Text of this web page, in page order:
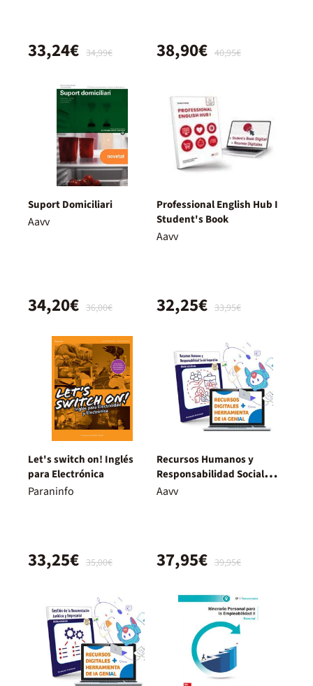
34,99€
33,24€ 40,95€
38,90€
Suport Domiciliari
Aavv
36,00€
34,20€
Professional English Hub I
Student's Book
Aavv
33,95€
32,25€
Let's switch on! Inglés
para Electrónica
Paraninfo
35,00€
33,25€
Recursos Humanos y
Responsabilidad Social
Corporativa. Nueva
Aavv
39,95€
37,95€